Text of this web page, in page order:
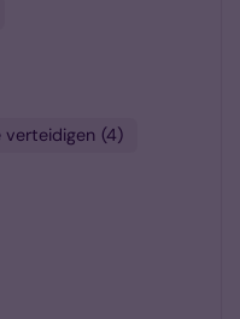
verteidigen 4